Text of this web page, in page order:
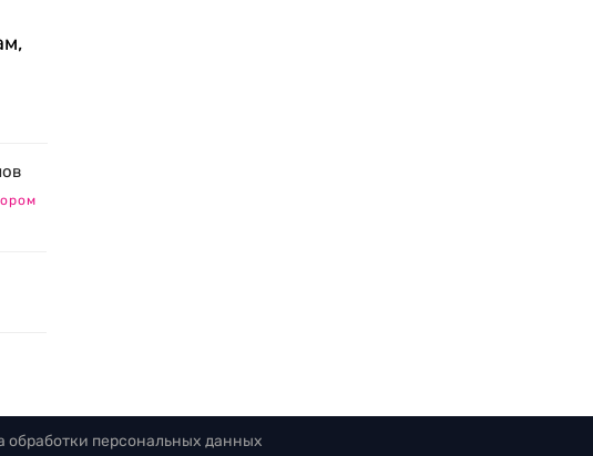
обработки персональных данных